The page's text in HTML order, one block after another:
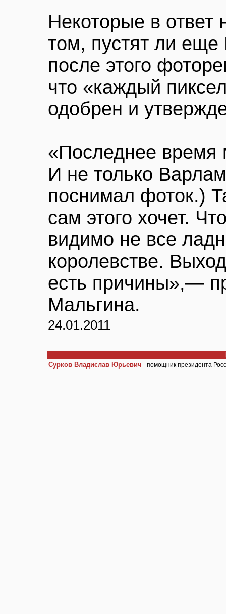
Некоторые в ответ
том, пустят ли
после этого
что «каждый
одобрен и
«Последнее время
И не только
поснимал фоток.)
сам этого хочет.
видимо не все
королевстве.
есть причины»,—
Мальгина.
24.01.2011
Сурков Владислав Юрьевич - помощник президента